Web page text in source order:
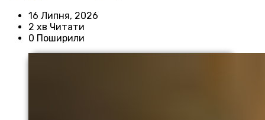
16 Липня, 2026
2 хв Читати
0 Поширили